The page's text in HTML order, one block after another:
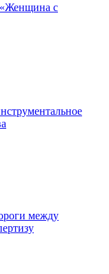
«Женщина с
между